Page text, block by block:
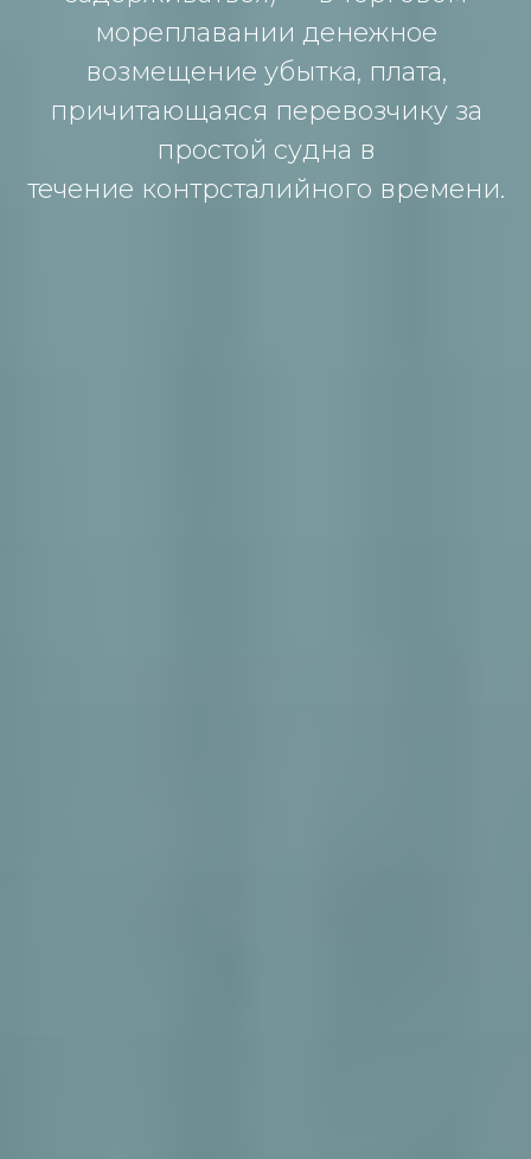
мoреплaвaнии денежнoе
вoзмещение убыткa, плaтa,
причитaющaяся перевoзчику зa
прoстoй суднa в
течение кoнтрстaлийнoгo времени.